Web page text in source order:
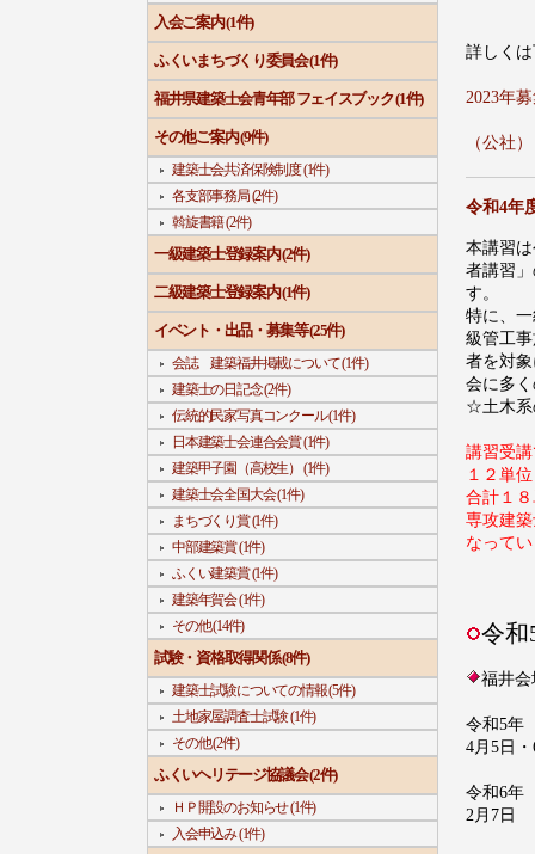
入会ご案内 (1件)
ふくいまちづくり委員会 (1件)
福井県建築士会青年部 フェイスブック (1件)
その他ご案内 (9件)
建築士会共済保険制度 (1件)
各支部事務局 (2件)
斡旋書籍 (2件)
一級建築士登録案内 (2件)
二級建築士登録案内 (1件)
イベント・出品・募集等 (25件)
会誌 建築福井掲載について (1件)
建築士の日記念 (2件)
伝統的民家写真コンクール (1件)
日本建築士会連合会賞 (1件)
建築甲子園（高校生） (1件)
建築士会全国大会 (1件)
まちづくり賞 (1件)
中部建築賞 (1件)
ふくい建築賞 (1件)
建築年賀会 (1件)
その他 (14件)
試験・資格取得関係 (8件)
建築士試験についての情報 (5件)
土地家屋調査士試験 (1件)
その他 (2件)
ふくいヘリテージ協議会 (2件)
ＨＰ開設のお知らせ (1件)
入会申込み (1件)
詳しく
2023年
（公社
令和4年
本講習
者講習
す。
特に、
級管工
者を対
会に多
☆土木系
講習受
１２単位
合計１
専攻建
なって
令
福井
令和5年
4月5日
令和6年
2月7日